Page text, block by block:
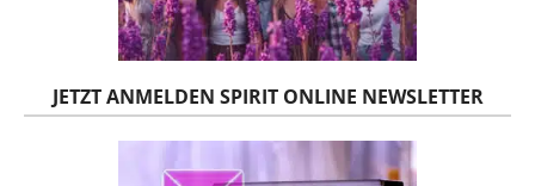
JETZT ANMELDEN SPIRIT ONLINE NEWSLETTER